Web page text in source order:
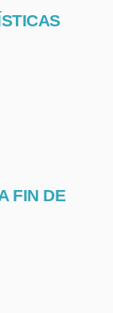
FIN DE